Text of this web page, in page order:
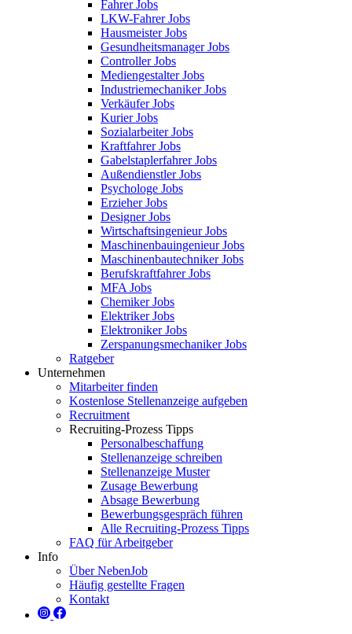
Fahrer Jobs
LKW-Fahrer Jobs
Hausmeister Jobs
Gesundheitsmanager Jobs
Controller Jobs
Mediengestalter Jobs
Industriemechaniker Jobs
Verkäufer Jobs
Kurier Jobs
Sozialarbeiter Jobs
Kraftfahrer Jobs
Gabelstaplerfahrer Jobs
Außendienstler Jobs
Psychologe Jobs
Erzieher Jobs
Designer Jobs
Wirtschaftsingenieur Jobs
Maschinenbauingenieur Jobs
Maschinenbautechniker Jobs
Berufskraftfahrer Jobs
MFA Jobs
Chemiker Jobs
Elektriker Jobs
Elektroniker Jobs
Zerspanungsmechaniker Jobs
Ratgeber
Unternehmen
Mitarbeiter finden
Kostenlose Stellenanzeige aufgeben
Recruitment
Recruiting-Prozess Tipps
Personalbeschaffung
Stellenanzeige schreiben
Stellenanzeige Muster
Zusage Bewerbung
Absage Bewerbung
Bewerbungsgespräch führen
Alle Recruiting-Prozess Tipps
FAQ für Arbeitgeber
Info
Über NebenJob
Häufig gestellte Fragen
Kontakt